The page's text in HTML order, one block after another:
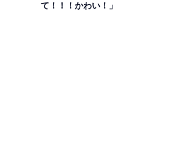
て！！！かわい！」